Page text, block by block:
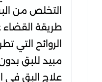
التخلص من
طريقة القضاء
الروائح التي
مبيد للبق
علاج البق في